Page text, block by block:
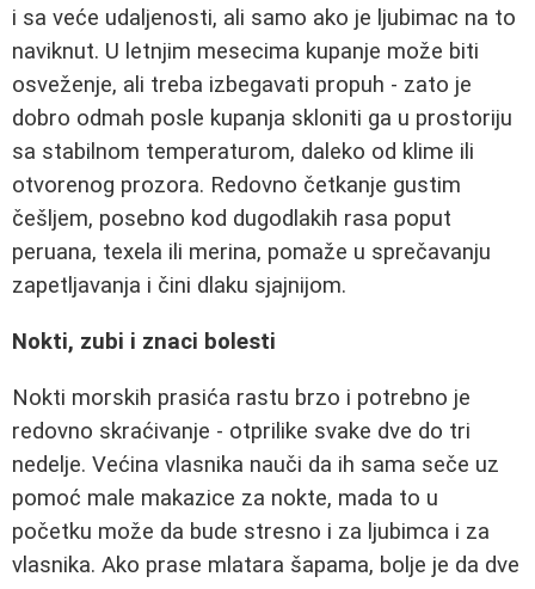
i sa veće udaljenosti, ali samo ako je ljubimac na to
naviknut. U letnjim mesecima kupanje može biti
osveženje, ali treba izbegavati propuh - zato je
dobro odmah posle kupanja skloniti ga u prostoriju
sa stabilnom temperaturom, daleko od klime ili
otvorenog prozora. Redovno četkanje gustim
češljem, posebno kod dugodlakih rasa poput
peruana, texela ili merina, pomaže u sprečavanju
zapetljavanja i čini dlaku sjajnijom.
Nokti, zubi i znaci bolesti
Nokti morskih prasića rastu brzo i potrebno je
redovno skraćivanje - otprilike svake dve do tri
nedelje. Većina vlasnika nauči da ih sama seče uz
pomoć male makazice za nokte, mada to u
početku može da bude stresno i za ljubimca i za
vlasnika. Ako prase mlatara šapama, bolje je da dve